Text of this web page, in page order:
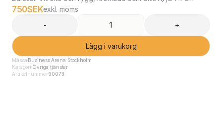
750SEKexkl. moms
-
+
Lägg i varukorg
Mässa Business Arena Stockholm
Kategori Övriga tjänster
Artikelnummer30073